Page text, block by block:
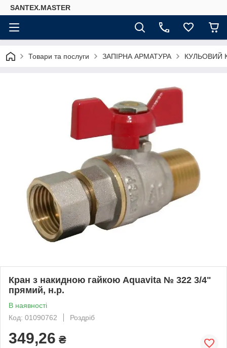
SANTEX.MASTER
Товари та послуги ЗАПІРНА АРМАТУРА КУЛЬОВИЙ
Кран з накидною гайкою Aquavita № 322 3/4"
прямий, н.р.
В наявності
Код: 01090762
Роздріб
349,26 ₴